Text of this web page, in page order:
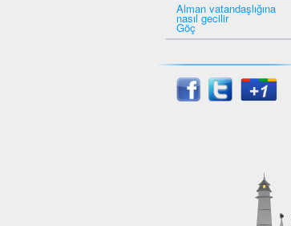
Alman vatandaşlığına
nasıl gecilir
Göç